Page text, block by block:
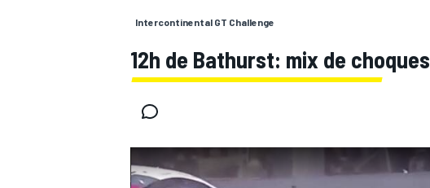
INDYCAR
Intercontinental GT Challenge
12h de Bathurst: mix de choques